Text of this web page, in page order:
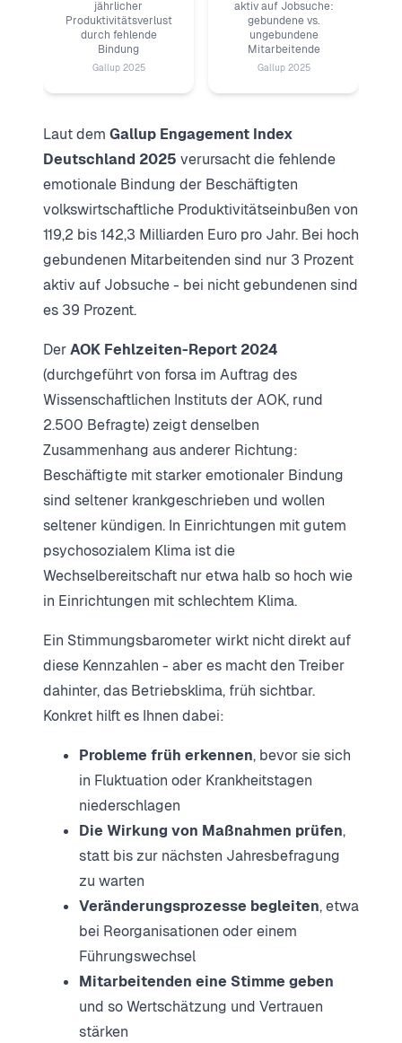
jährlicher
Produktivitätsverlust
durch fehlende
Bindung
Gallup 2025
aktiv auf Jobsuche:
gebundene vs.
ungebundene
Mitarbeitende
Gallup 2025
Laut dem Gallup Engagement Index
Deutschland 2025 verursacht die fehlende
emotionale Bindung der Beschäftigten
volkswirtschaftliche Produktivitätseinbußen von
119,2 bis 142,3 Milliarden Euro pro Jahr. Bei hoch
gebundenen Mitarbeitenden sind nur 3 Prozent
aktiv auf Jobsuche - bei nicht gebundenen sind
es 39 Prozent.
DerAOK Fehlzeiten-Report 2024
(durchgeführt von forsa im Auftrag des
Wissenschaftlichen Instituts der AOK, rund
2.500 Befragte) zeigt denselben
Zusammenhang aus anderer Richtung:
Beschäftigte mit starker emotionaler Bindung
sind seltener krankgeschrieben und wollen
seltener kündigen. In Einrichtungen mit gutem
psychosozialem Klima ist die
Wechselbereitschaft nur etwa halb so hoch wie
in Einrichtungen mit schlechtem Klima.
Ein Stimmungsbarometer wirkt nicht direkt auf
diese Kennzahlen - aber es macht den Treiber
dahinter, das Betriebsklima, früh sichtbar.
Konkret hilft es Ihnen dabei:
Probleme früh erkennen, bevor sie sich
in Fluktuation oder Krankheitstagen
niederschlagen
Die Wirkung von Maßnahmen prüfen,
statt bis zur nächsten Jahresbefragung
zu warten
Veränderungsprozesse begleiten, etwa
bei Reorganisationen oder einem
Führungswechsel
Mitarbeitenden eine Stimme geben
und so Wertschätzung und Vertrauen
stärken